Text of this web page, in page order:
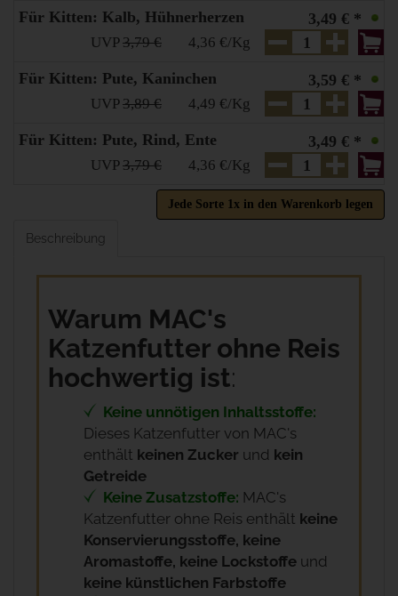
Für Kitten: Kalb, Hühnerherzen
UVP3,79 €
3,49 € *
4,36 €/Kg
Für Kitten: Pute, Kaninchen
UVP3,89 €
3,59 € *
4,49 €/Kg
Für Kitten: Pute, Rind, Ente
UVP3,79 €
3,49 € *
4,36 €/Kg
Jede Sorte 1x in den Warenkorb legen
Beschreibung
Warum MAC's
Katzenfutter ohne Reis
hochwertig ist:
Keine unnötigen Inhaltsstoffe:
Dieses Katzenfutter von MAC's
enthält keinen Zucker und kein
Getreide
Keine Zusatzstoffe: MAC's
Katzenfutter ohne Reis enthält keine
Konservierungsstoffe, keine
Aromastoffe, keine Lockstoffe und
keine künstlichen Farbstoffe